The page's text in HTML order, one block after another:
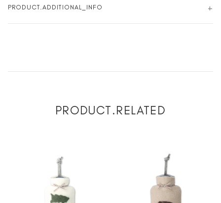
PRODUCT.ADDITIONAL_INFO
PRODUCT.RELATED